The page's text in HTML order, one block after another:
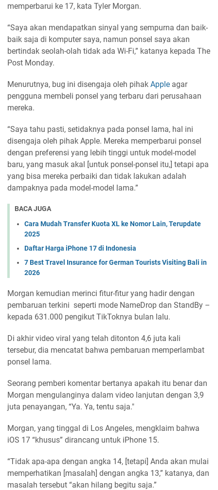
memperbarui ke 17, kata Tyler Morgan.
“Saya akan mendapatkan sinyal yang sempurna dan baik-
baik saja di komputer saya, namun ponsel saya akan
bertindak seolah-olah tidak ada Wi-Fi,” katanya kepada The
Post Monday.
Menurutnya, bug ini disengaja oleh pihak Apple agar
pengguna membeli ponsel yang terbaru dari perusahaan
mereka.
“Saya tahu pasti, setidaknya pada ponsel lama, hal ini
disengaja oleh pihak Apple. Mereka memperbarui ponsel
dengan preferensi yang lebih tinggi untuk model-model
baru, yang masuk akal [untuk ponsel-ponsel itu,] tetapi apa
yang bisa mereka perbaiki dan tidak lakukan adalah
dampaknya pada model-model lama.”
BACA JUGA
Cara Mudah Transfer Kuota XL ke Nomor Lain, Terupdate
2025
Daftar Harga iPhone 17 di Indonesia
7 Best Travel Insurance for German Tourists Visiting Bali in
2026
Morgan kemudian merinci fitur-fitur yang hadir dengan
pembaruan terkini seperti mode NameDrop dan StandBy –
kepada 631.000 pengikut TikToknya bulan lalu.
Di akhir video viral yang telah ditonton 4,6 juta kali
tersebur, dia mencatat bahwa pembaruan memperlambat
ponsel lama.
Seorang pemberi komentar bertanya apakah itu benar dan
Morgan mengulanginya dalam video lanjutan dengan 3,9
juta penayangan, “Ya. Ya, tentu saja."
Morgan, yang tinggal di Los Angeles, mengklaim bahwa
iOS 17 “khusus” dirancang untuk iPhone 15.
“Tidak apa-apa dengan angka 14, [tetapi] Anda akan mulai
memperhatikan [masalah] dengan angka 13,” katanya, dan
masalah tersebut “akan hilang begitu saja.”